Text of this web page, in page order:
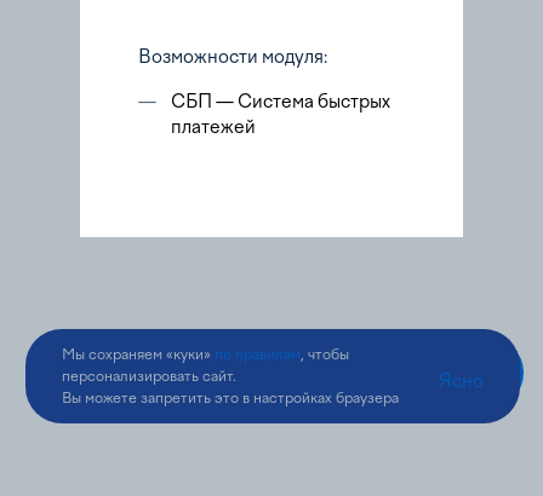
Возможности модуля:
—
СБП — Система быстрых
платежей
Мы сохраняем «куки» по правилам, чтобы
персонализировать сайт.
Вы можете запретить это в настройках браузера
Ясно